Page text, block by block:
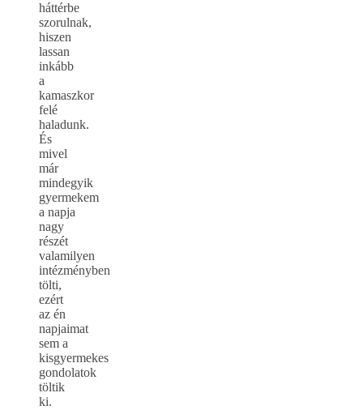
háttérbe
szorulnak,
hiszen
lassan
inkább
a
kamaszkor
felé
haladunk.
És
mivel
már
mindegyik
gyermekem
a napja
nagy
részét
valamilyen
intézményben
tölti,
ezért
az én
napjaimat
sem a
kisgyermekes
gondolatok
töltik
ki.